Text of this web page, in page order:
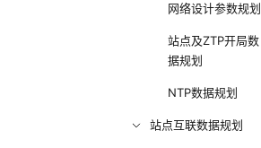
网络设计参数规划
站点及ZTP开局数
据规划
NTP数据规划
站点互联数据规划